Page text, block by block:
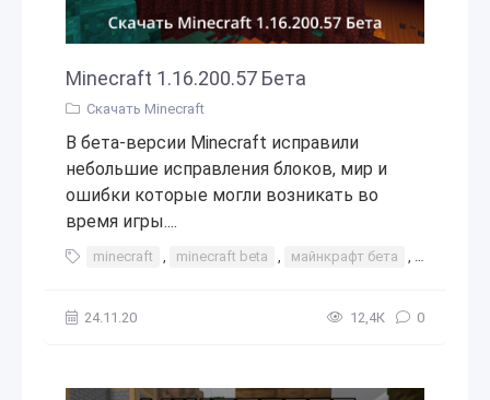
Minecraft 1.16.200.57 Бета
Скачать Minecraft
В бета-версии Minecraft исправили
небольшие исправления блоков, мир и
ошибки которые могли возникать во
время игры....
minecraft , minecraft beta , майнкрафт бета , бета
24.11.20 12,4К 0